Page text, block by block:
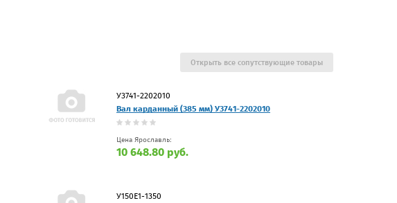
У3741-2202010
Вал карданный (385 мм) У3741-2202010
Цена Ярославль:
10 648.80 руб.
У150Е1-1350
Открыть все сопутствующие товары